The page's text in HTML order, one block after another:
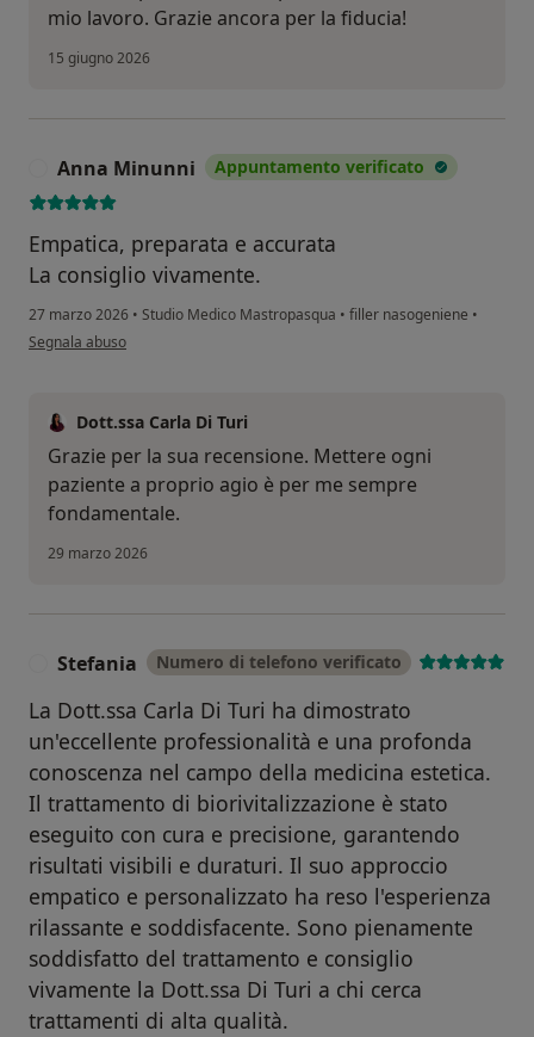
mio lavoro. Grazie ancora per la fiducia!
15 giugno 2026
Anna Minunni Appuntamento verificato
Empatica, preparata e accurata
La consiglio vivamente.
27 marzo 2026 • Studio Medico Mastropasqua • filler nasogeniene •
secondo l'opinione dell'utente Anna Minunni
Segnala abuso
Dott.ssa Carla Di Turi
Grazie per la sua recensione. Mettere ogni
paziente a proprio agio è per me sempre
fondamentale.
29 marzo 2026
Stefania Numero di telefono verificato
La Dott.ssa Carla Di Turi ha dimostrato
un'eccellente professionalità e una profonda
conoscenza nel campo della medicina estetica.
Il trattamento di biorivitalizzazione è stato
eseguito con cura e precisione, garantendo
risultati visibili e duraturi. Il suo approccio
empatico e personalizzato ha reso l'esperienza
rilassante e soddisfacente. Sono pienamente
soddisfatto del trattamento e consiglio
vivamente la Dott.ssa Di Turi a chi cerca
trattamenti di alta qualità.